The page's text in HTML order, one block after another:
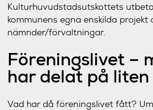
Kulturhuvudstadsutskottets
kommunens egna enskilda projekt
nämnder/förvaltningar.
Föreningslivet –
har delat på
Vad har då föreningslivet fått?